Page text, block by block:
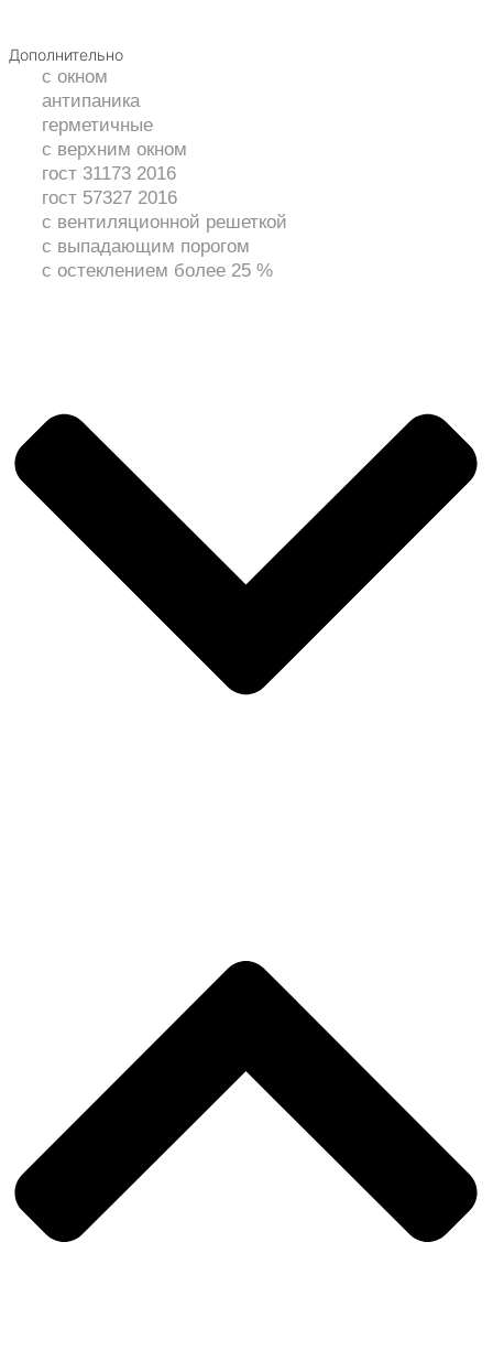
Дополнительно
с окном
антипаника
герметичные
с верхним окном
гост 31173 2016
гост 57327 2016
с вентиляционной решеткой
с выпадающим порогом
с остеклением более 25 %